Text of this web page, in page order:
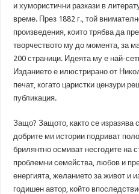
и хумористични разкази в
време. През 1882 г., той
произведения, които трябва да
творчеството му до момента, за
200 страници. Идеята му е най-
Изданието е илюстрирано от
печат, когато царистки цензури
публикация.
Защо? Защото, както се изразява
добрите ми истории подриват
брилянтно осмиват несгодите на
проблемни семейства, любов и
енергията, желанието за живот и
годишен автор, който